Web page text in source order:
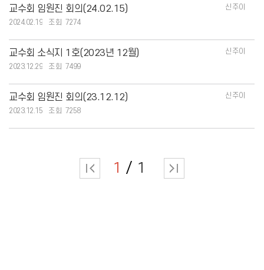
교수회 임원진 회의(24.02.15)
신주이
2024.02.19
7274
교수회 소식지 1호(2023년 12월)
신주이
2023.12.29
7499
교수회 임원진 회의(23.12.12)
신주이
2023.12.15
7258
1 1